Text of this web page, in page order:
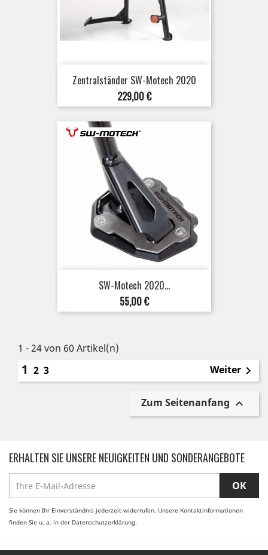
Zentralständer SW-Motech 2020
Preis
229,00 €
SW-Motech 2020...
Preis
55,00 €
1 - 24 von 60 Artikel(n)
1 2 3 Weiter 
Zum Seitenanfang 
ERHALTEN SIE UNSERE NEUIGKEITEN UND SONDERANGEBOTE
Sie können Ihr Einverständnis jederzeit widerrufen. Unsere Kontaktinformationen
finden Sie u. a. in der Datenschutzerklärung.